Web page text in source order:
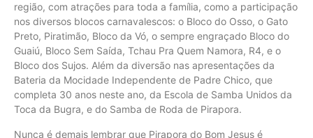
região, com atrações para toda a família, como a participação
nos diversos blocos carnavalescos: o Bloco do Osso, o Gato
Preto, Piratimão, Bloco da Vó, o sempre engraçado Bloco do
Guaiú, Bloco Sem Saída, Tchau Pra Quem Namora, R4, e o
Bloco dos Sujos. Além da diversão nas apresentações da
Bateria da Mocidade Independente de Padre Chico, que
completa 30 anos neste ano, da Escola de Samba Unidos da
Toca da Bugra, e do Samba de Roda de Pirapora.
Nunca é demais lembrar que Pirapora do Bom Jesus é